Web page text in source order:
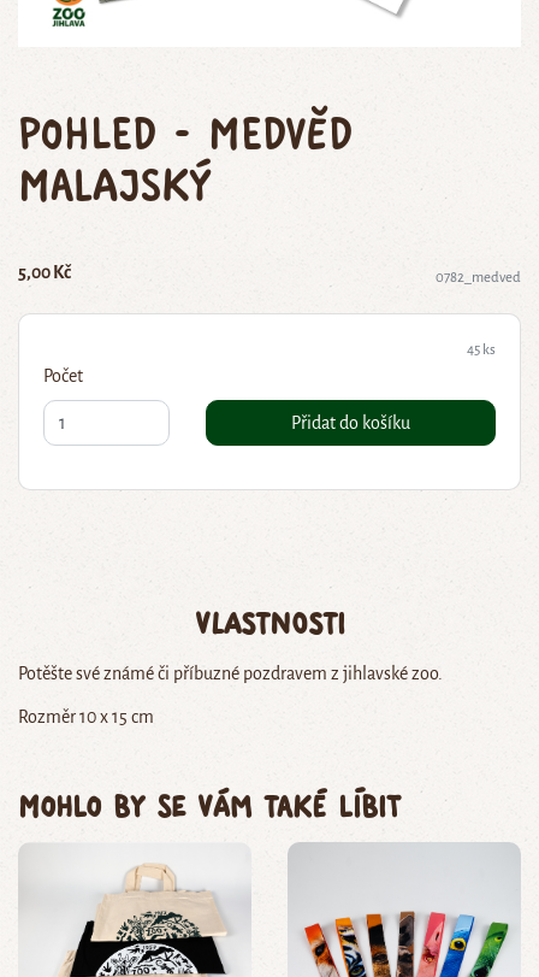
pohled - medvěd
malajský
5,00 Kč 0782_medved
45 ks
Počet
Přidat do košíku
Vlastnosti
Potěšte své známé či příbuzné pozdravem z jihlavské zoo.
Rozměr 10 x 15 cm
Mohlo by se vám také líbit